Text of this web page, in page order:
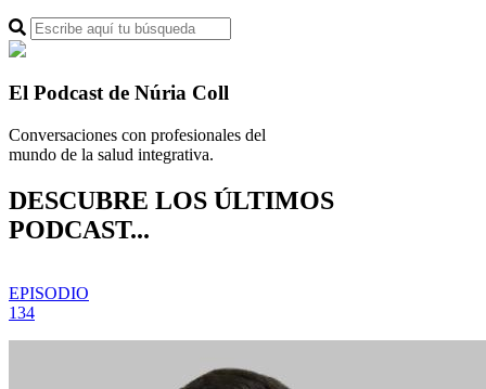
El Podcast de Núria Coll
Conversaciones con profesionales del
mundo de la salud integrativa.
DESCUBRE LOS ÚLTIMOS
PODCAST...
EPISODIO
134